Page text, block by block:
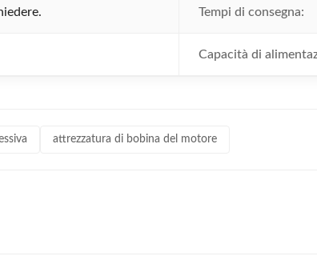
Tempi di consegna:
Capacità di
attrezzatura di bobina del motore